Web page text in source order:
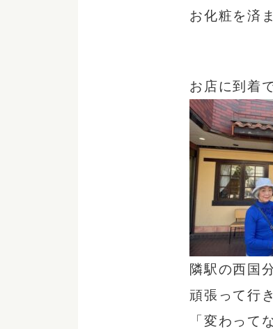
お化粧を済
お店に到着
隣駅の西国
頑張って行
「変わって